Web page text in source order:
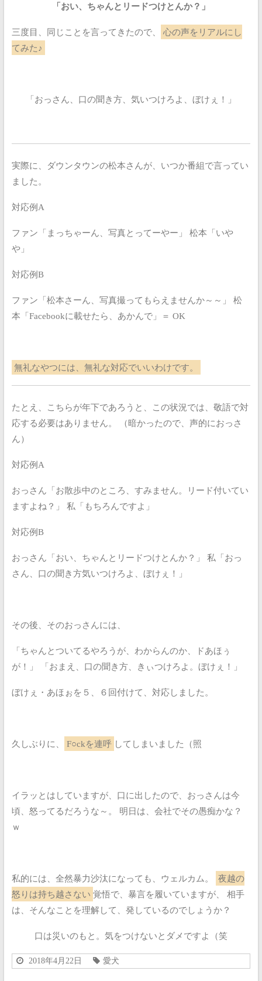
「おい、ちゃんとリードつけとんか？」
三度目、同じことを言ってきたので、
心の声をリアルにし
てみた♪
「おっさん、口の聞き方、気いつけろよ、ぼけぇ！」
実際に、ダウンタウンの松本さんが、いつか番組で言ってい
ました。
対応例A
ファン「まっちゃーん、写真とってーやー」
松本「いや
や」
対応例B
ファン「松本さーん、写真撮ってもらえませんか～～」
松
本「Facebookに載せたら、あかんで」＝ OK
無礼なやつには、無礼な対応でいいわけです。
たとえ、こちらが年下であろうと、この状況では、敬語で対
応する必要はありません。
（暗かったので、声的におっさ
ん）
対応例A
おっさん「お散歩中のところ、すみません。リード付いてい
ますよね？」
私「もちろんですよ」
対応例B
おっさん「おい、ちゃんとリードつけとんか？」
私「おっ
さん、口の聞き方気いつけろよ、ぼけぇ！」
その後、そのおっさんには、
「ちゃんとついてるやろうが、わからんのか、ドあほぅ
が！」
「おまえ、口の聞き方、きぃつけろよ。ぼけぇ！」
ぼけぇ・あほぉを５、６回付けて、対応しました。
久しぶりに、 F○ckを連呼 してしまいました（照
イラッとはしていますが、口に出したので、おっさんは今
頃、怒ってるだろうな～。
明日は、会社でその愚痴かな？
ｗ
私的には、全然暴力沙汰になっても、ウェルカム。
夜越の
怒りは持ち越さない 覚悟で、暴言を履いていますが、
相手
は、そんなことを理解して、発しているのでしょうか？
口は災いのもと。気をつけないとダメですよ（笑
2018年4月22日 愛犬